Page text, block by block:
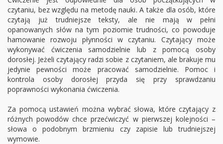
czytaniu, bez względu na metodę nauki. A także dla osób, które
czytają już trudniejsze teksty, ale nie mają w pełni
opanowanych słów na tym poziomie trudności, co powoduje
hamowanie rozwoju płynności w czytaniu. Czytający może
wykonywać ćwiczenia samodzielnie lub z pomocą osoby
dorosłej. Jeżeli czytający radzi sobie z czytaniem, ale brakuje mu
jedynie pewności może pracować samodzielnie. Pomoc i
kontrola osoby dorosłej przyda się przy sprawdzaniu
poprawności wykonania ćwiczenia.
Za pomocą ustawień można wybrać słowa, które czytający z
różnych powodów chce przećwiczyć w pierwszej kolejności –
słowa o podobnym brzmieniu czy zapisie lub trudniejszej
wymowie.